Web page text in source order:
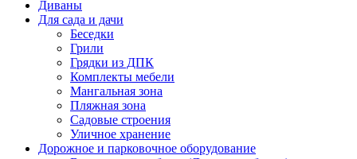
Диваны
Для сада и дачи
Беседки
Грили
Грядки из ДПК
Комплекты мебели
Мангальная зона
Пляжная зона
Садовые строения
Уличное хранение
Дорожное и парковочное оборудование